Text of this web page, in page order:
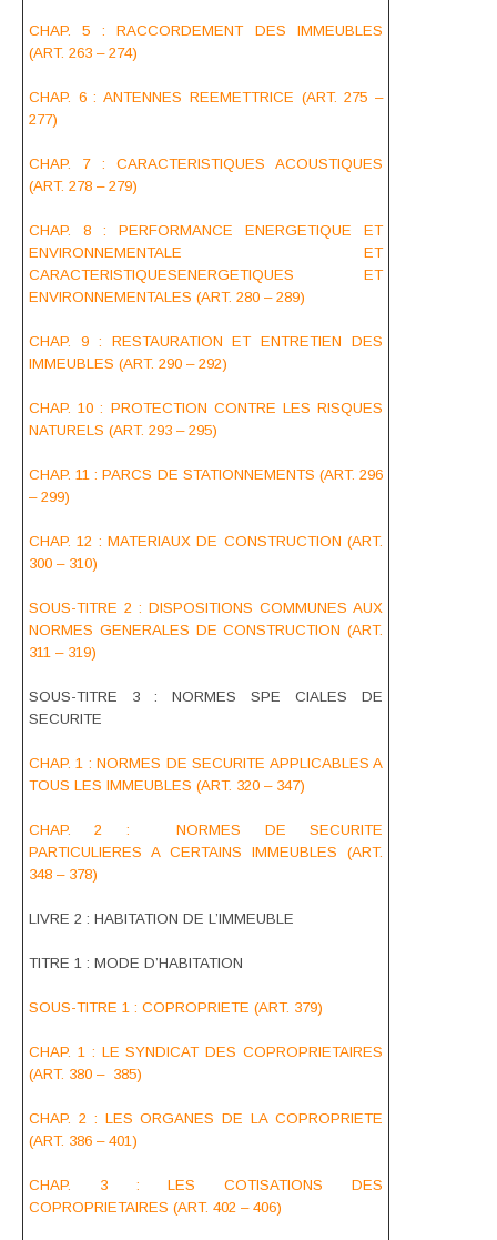
CHAP. 5 : RACCORDEMENT DES IMMEUBLES
(ART. 263 – 274)
CHAP. 6 : ANTENNES REEMETTRICE (ART. 275 –
277)
CHAP. 7 : CARACTERISTIQUES ACOUSTIQUES
(ART. 278 – 279)
CHAP. 8 : PERFORMANCE ENERGETIQUE ET
ENVIRONNEMENTALE ET
CARACTERISTIQUESENERGETIQUES ET
ENVIRONNEMENTALES (ART. 280 – 289)
CHAP. 9 : RESTAURATION ET ENTRETIEN DES
IMMEUBLES (ART. 290 – 292)
CHAP. 10 : PROTECTION CONTRE LES RISQUES
NATURELS (ART. 293 – 295)
CHAP. 11 : PARCS DE STATIONNEMENTS (ART. 296
– 299)
CHAP. 12 : MATERIAUX DE CONSTRUCTION (ART.
300 – 310)
SOUS-TITRE 2 : DISPOSITIONS COMMUNES AUX
NORMES GENERALES DE CONSTRUCTION (ART.
311 – 319)
SOUS-TITRE 3 : NORMES SPE CIALES DE
SECURITE
CHAP. 1 : NORMES DE SECURITE APPLICABLES A
TOUS LES IMMEUBLES (ART. 320 – 347)
CHAP. 2 : NORMES DE SECURITE
PARTICULIERES A CERTAINS IMMEUBLES (ART.
348 – 378)
LIVRE 2 : HABITATION DE L’IMMEUBLE
TITRE 1 : MODE D’HABITATION
SOUS-TITRE 1 : COPROPRIETE (ART. 379)
CHAP. 1 : LE SYNDICAT DES COPROPRIETAIRES
(ART. 380 – 385)
CHAP. 2 : LES ORGANES DE LA COPROPRIETE
(ART. 386 – 401)
CHAP. 3 : LES COTISATIONS DES
COPROPRIETAIRES (ART. 402 – 406)